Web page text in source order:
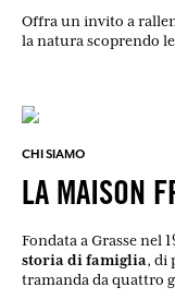
Offra un invito a
la natura scoprendo
CHI SIAMO
LA MAISON
Fondata a Grasse nel
storia di famiglia, di
tramanda da quattro